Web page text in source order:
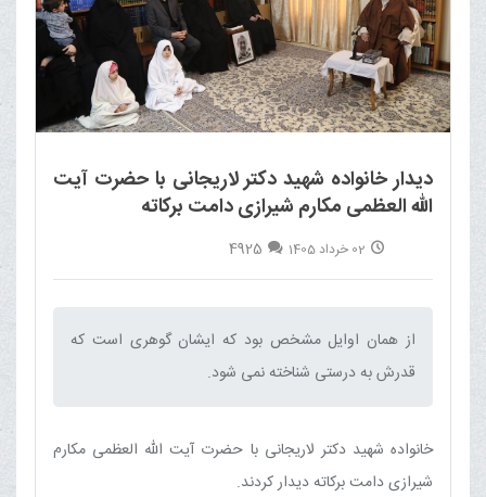
دیدار خانواده شهید دکتر لاریجانی با حضرت آیت
الله العظمی مکارم شیرازی دامت برکاته
02 خرداد 1405 4925
از همان اوایل مشخص بود که ایشان گوهری است که
قدرش به درستی شناخته نمی شود.‌
خانواده شهید دکتر لاریجانی با حضرت آیت الله العظمی مکارم
شیرازی دامت برکاته دیدار کردند.